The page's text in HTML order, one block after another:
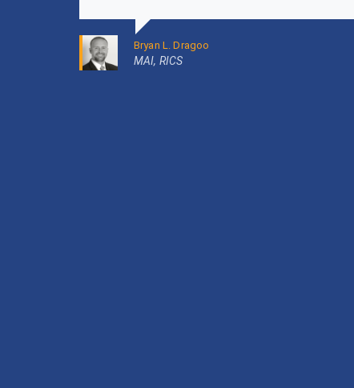
Bryan L. Dragoo
MAI, RICS